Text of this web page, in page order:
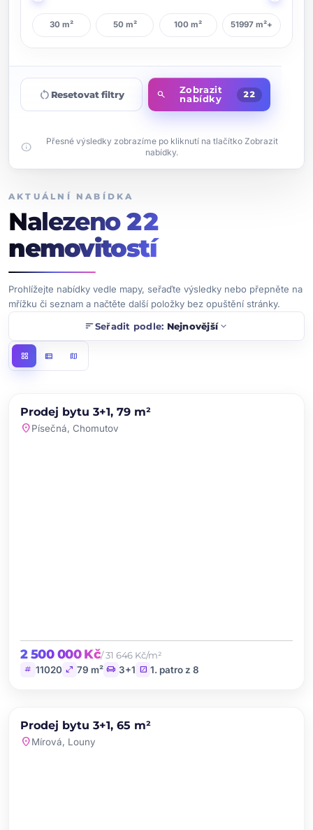
30 m² 50 m² 100 m² 51997 m²+
restart_alt Resetovat filtry search
Zobrazit
nabídky
22
info
Přesné výsledky zobrazíme po kliknutí na tlačítko Zobrazit
nabídky.
AKTUÁLNÍ NABÍDKA
Nalezeno22
nemovitostí
Prohlížejte nabídky vedle mapy, seřaďte výsledky nebo přepněte na
mřížku či seznam a načtěte další položky bez opuštění stránky.
sortSeřadit podle: Nejnovějšíexpand_more
grid_view view_list map
PRODEJ NOVINKA
Prodej bytu 3+1, 79 m²
location_onPísečná, Chomutov
2 500 000 Kč/ 31 646 Kč/m²
tag 11020 open_in_full 79 m² chair 3+1 stairs 1. patro z 8
PRODEJ
Prodej bytu 3+1, 65 m²
location_onMírová, Louny